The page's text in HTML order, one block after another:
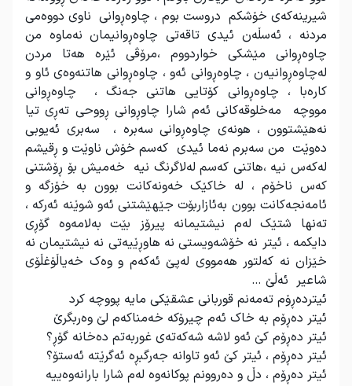
شیرینەکەی خۆشکم دروست بوم ، چاوەڕوانی ناوی دووەمی
مردنە ، ئەسڵەن ئیدی تاقەتی چاوەڕوانیمان نەماوە من
چاوەڕوانی مێشکی خواردووم ،مرۆڤی ئێرە هەتا مردن
لەچاوەڕوانیەن ، چاوەڕوانی ئەو ، چاوەڕوانی هاتنەوەی ئاو و
کارەبا ، چاوەڕوانی کۆتایی هاتنی جەنگ ، چاوەڕوانی
مووچە مەخلوقەکانی ئەم شارا چاوڕوانی ڕووحی تەڕی تیا
نەهێشتوون ، هونەی چاوەڕوانی سەبرە ، سەبری ئەیوبی
دەوێت من سەبرم نەما ئیدی کەسم خۆش ناوێت و ڕقیشم
لەکەس نیە ،هاتنی کەسم لەلاگرنگ نیە خەمیش بۆ ڕۆشتنی
کەس ناخۆم ، لە خاکێک خەونەکانت بوون بە خۆزگە و
ئامەنجەکانت بوون بەئازاربۆت جێهێشتنی ئەو شوێنە ئەرکە ،
تەنها شتێک لەم نیشتیمانە پیرۆز بێت بەلامەوە گۆڕی
دایکمە ، ئیتر نە خۆشەویستی نە هاوڕێیەتی نە نیشتیمان نە
خێزان نە کەلتور هەمووی لەپێ ئەکەم و وەک خەیاڵۆغڵۆی
شاعیر ئەڵێ …
ئیتردەڕۆم تەمەنم قوربانی عشقێکی مایە پووچە کرد
ئیتر دەڕۆم بە خاک ئەم چیرۆکە خەمناکەم لێ وەربگرێ
ئیتر دەڕۆم کێ ئەو لاشە شەکەتەی غوربەتم دەخانە گۆڕ؟
ئیتر دەڕۆم ، ئیتر کێ ئەو تاوانە جەرگبڕە ئەگرێتە ئەستۆ؟
ئیتر دەڕۆم ، دڵ و دەروونم پوکانەوە لەم شارا بارانەوەییە